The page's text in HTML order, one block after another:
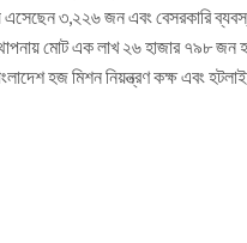
এসেছেন ৩,২২৬ জন এবং বেসরকারি
মোট এক লাখ ২৬ হাজার ৭৯৮
হজ মিশন নিয়ন্ত্রণ কক্ষ এবং